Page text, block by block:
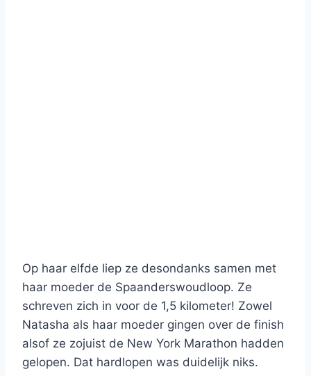
Op haar elfde liep ze desondanks samen met
haar moeder de Spaanderswoudloop. Ze
schreven zich in voor de 1,5 kilometer! Zowel
Natasha als haar moeder gingen over de finish
alsof ze zojuist de New York Marathon hadden
gelopen. Dat hardlopen was duidelijk niks.